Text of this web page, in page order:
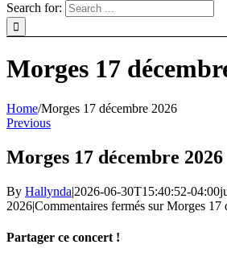
Search for:
Morges 17
Home/Morges 17 décembre 2026
Previous
Morges 17 décembre 2026
By Hallynda|2026-06-30T15:40:52-04:00
2026|Commentaires fermés sur Morges 17
Partager ce concert !